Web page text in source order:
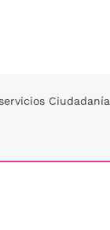
Ciudadanía